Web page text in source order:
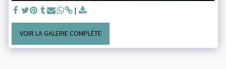
VOIR LA GALERIE COMPLÈTE